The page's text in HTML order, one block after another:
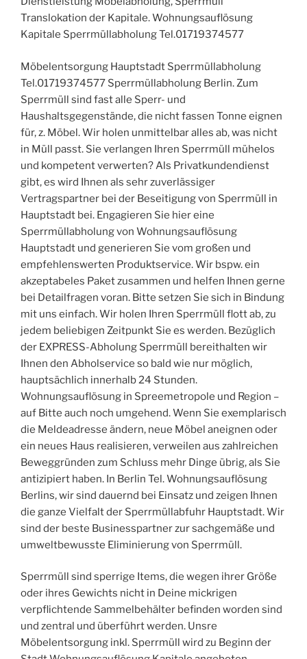
Translokation der Kapitale. Wohnungsauflösung
Kapitale Sperrmüllabholung Tel.01719374577
Möbelentsorgung Hauptstadt Sperrmüllabholung
Tel.01719374577 Sperrmüllabholung Berlin. Zum
Sperrmüll sind fast alle Sperr- und
Haushaltsgegenstände, die nicht fassen Tonne eignen
für, z. Möbel. Wir holen unmittelbar alles ab, was nicht
in Müll passt. Sie verlangen Ihren Sperrmüll mühelos
und kompetent verwerten? Als Privatkundendienst
gibt, es wird Ihnen als sehr zuverlässiger
Vertragspartner bei der Beseitigung von Sperrmüll in
Hauptstadt bei. Engagieren Sie hier eine
Sperrmüllabholung von Wohnungsauflösung
Hauptstadt und generieren Sie vom großen und
empfehlenswerten Produktservice. Wir bspw. ein
akzeptabeles Paket zusammen und helfen Ihnen gerne
bei Detailfragen voran. Bitte setzen Sie sich in Bindung
mit uns einfach. Wir holen Ihren Sperrmüll flott ab, zu
jedem beliebigen Zeitpunkt Sie es werden. Bezüglich
der EXPRESS-Abholung Sperrmüll bereithalten wir
Ihnen den Abholservice so bald wie nur möglich,
hauptsächlich innerhalb 24 Stunden.
Wohnungsauflösung in Spreemetropole und Region –
auf Bitte auch noch umgehend. Wenn Sie exemplarisch
die Meldeadresse ändern, neue Möbel aneignen oder
ein neues Haus realisieren, verweilen aus zahlreichen
Beweggründen zum Schluss mehr Dinge übrig, als Sie
antizipiert haben. In Berlin Tel. Wohnungsauflösung
Berlins, wir sind dauernd bei Einsatz und zeigen Ihnen
die ganze Vielfalt der Sperrmüllabfuhr Hauptstadt. Wir
sind der beste Businesspartner zur sachgemäße und
umweltbewusste Eliminierung von Sperrmüll.
Sperrmüll sind sperrige Items, die wegen ihrer Größe
oder ihres Gewichts nicht in Deine mickrigen
verpflichtende Sammelbehälter befinden worden sind
und zentral und überführt werden. Unsre
Möbelentsorgung inkl. Sperrmüll wird zu Beginn der